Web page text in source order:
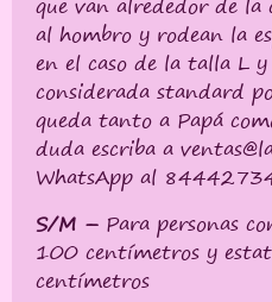
al hombro y rodean la
en el caso de la talla L
considerada standard
queda tanto a Papá
duda escriba a
WhatsApp al
S/M – Para personas
100 centímetros y
centímetros